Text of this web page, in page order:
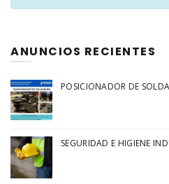
ANUNCIOS RECIENTES
POSICIONADOR DE
SEGURIDAD E HIGIENE